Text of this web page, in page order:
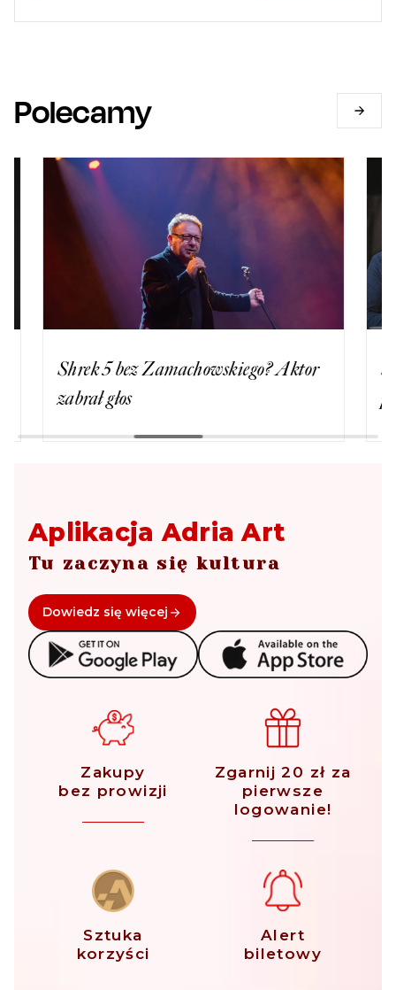
Polecamy
Shrek 5 bez Zamachowskiego? Aktor
zabrał głos
Aplikacja Adria Art
Tu zaczyna się kultura
Dowiedz się więcej
Zakupy
bez prowizji
Zgarnij 20 zł za
pierwsze
logowanie!
Sztuka
korzyści
Alert
biletowy